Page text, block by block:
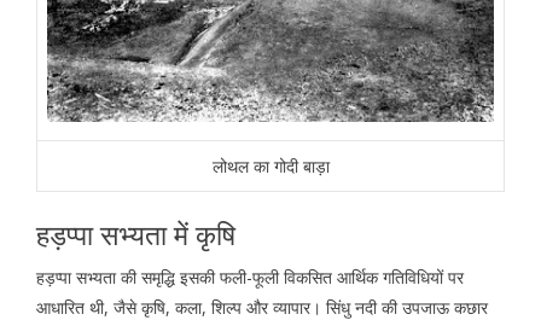
लोथल का गोदी बाड़ा
हड़प्पा सभ्यता में कृषि
हड़प्पा सभ्यता की समृद्धि इसकी फली-फूली विकसित आर्थिक गतिविधियों पर
आधारित थी, जैसे कृषि, कला, शिल्प और व्यापार। सिंधु नदी की उपजाऊ कछार